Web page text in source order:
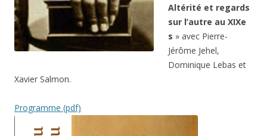
Altérité et regards
sur l’autre au XIXe
s » avec Pierre-
Jérôme Jehel,
Dominique Lebas et
Xavier Salmon.
Programme (pdf)